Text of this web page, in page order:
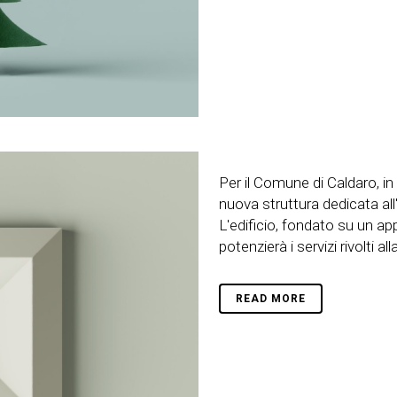
Per il Comune di Caldaro,
nuova struttura dedicata
L'edificio, fondato su un
potenzierà i servizi rivolti
READ MORE